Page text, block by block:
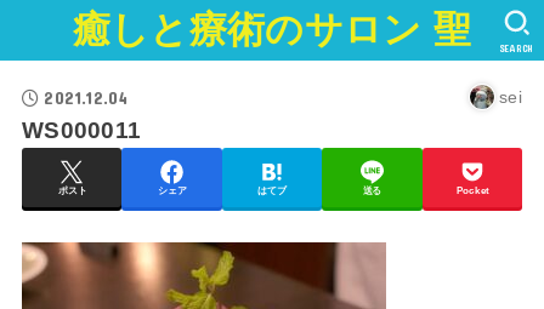
癒しと療術のサロン 聖 SEARCH
2021.12.04 sei
WS000011
ポスト シェア はてブ 送る Pocket